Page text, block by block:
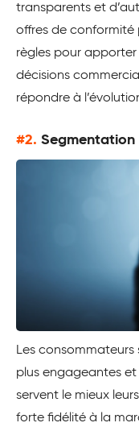
transparents et
offres de conformité
règles pour
décisions
répondre à
#2. Segmentation
Les consommateurs
plus engageantes et
servent le mieux
forte fidélité à la